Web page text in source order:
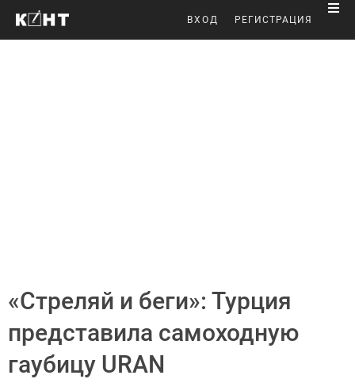
ВХОД РЕГИСТРАЦИЯ
«Стреляй и беги»: Турция
представила самоходную
гаубицу URAN